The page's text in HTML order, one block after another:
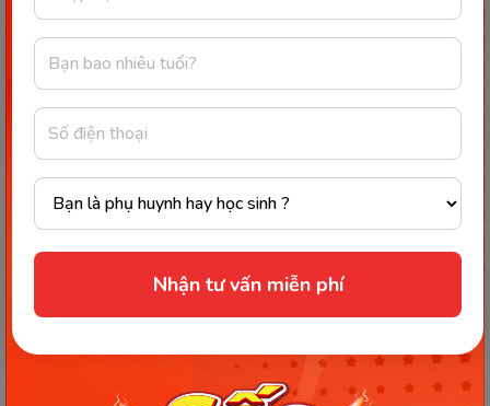
Nhận tư vấn miễn phí
cực #12
Chào mừng bạn tiếp tục đồng hành cùng series “Kỷ
#12 trong chuỗi 21 chuyên đề được biên tập dựa trên
nền...